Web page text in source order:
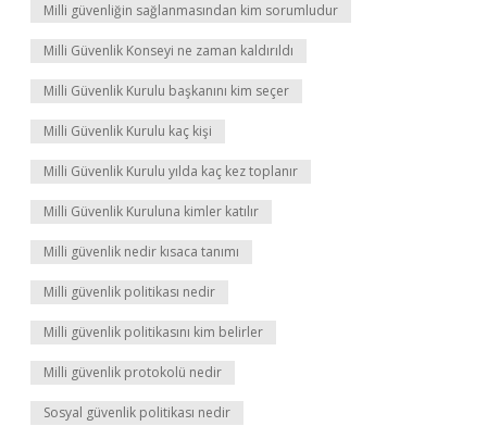
Milli güvenliğin sağlanmasından kim sorumludur
Milli Güvenlik Konseyi ne zaman kaldırıldı
Milli Güvenlik Kurulu başkanını kim seçer
Milli Güvenlik Kurulu kaç kişi
Milli Güvenlik Kurulu yılda kaç kez toplanır
Milli Güvenlik Kuruluna kimler katılır
Milli güvenlik nedir kısaca tanımı
Milli güvenlik politikası nedir
Milli güvenlik politikasını kim belirler
Milli güvenlik protokolü nedir
Sosyal güvenlik politikası nedir